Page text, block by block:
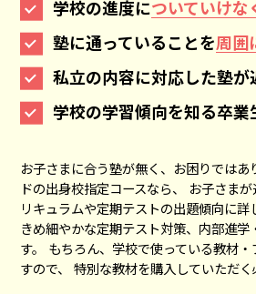
学校の進度についていけな
塾に通っていることを周囲
私立の内容に対応した塾が
学校の学習傾向を知る卒業
お子さまに合う塾が無く、お困りではあ
ドの出身校指定コースなら、 お子さま
リキュラムや定期テストの出題傾向に詳
きめ細やかな定期テスト対策、内部進学
す。 もちろん、学校で使っている教材
すので、 特別な教材を購入していただく